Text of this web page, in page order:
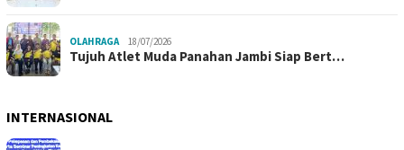
OLAHRAGA 18/07/2026
Tujuh Atlet Muda Panahan Jambi Siap Bert…
INTERNASIONAL